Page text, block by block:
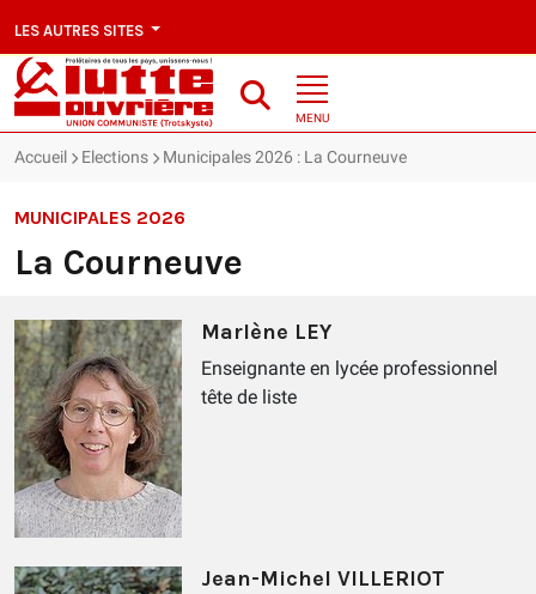
LES AUTRES SITES
MENU
Accueil Elections Municipales 2026 : La Courneuve
MUNICIPALES 2026
La Courneuve
Marlène LEY
Enseignante en lycée professionnel
tête de liste
Jean-Michel VILLERIOT